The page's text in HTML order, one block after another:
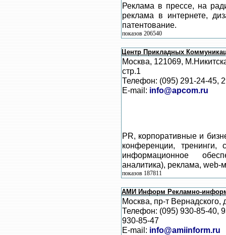
Реклама в прессе, на
реклама в интернете,
патентование.
показов 206540
Центр Прикладных
Москва, 121069,
стр.1
Телефон: (095) 291-24-45,
E-mail: info@apcom.ru
PR, корпоративные и
конференции, тренинги,
информационное
аналитика), реклама, web-
показов 187811
АМИ Информ Рекламно-
Москва, пр-т Вернадского,
Телефон: (095) 930-85-40,
930-85-47
E-mail: info@amiinform.ru